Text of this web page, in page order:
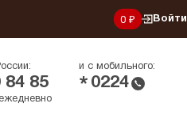
0 ₽ Войти
84 85
и с мобильного:
* 0224